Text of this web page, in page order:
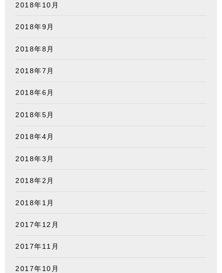
2018年10月
2018年9月
2018年8月
2018年7月
2018年6月
2018年5月
2018年4月
2018年3月
2018年2月
2018年1月
2017年12月
2017年11月
2017年10月